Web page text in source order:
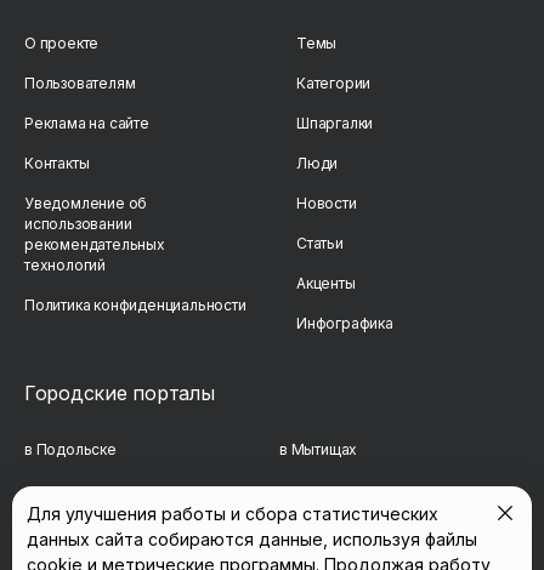
О проекте
Пользователям
Реклама на сайте
Контакты
Уведомление об
использовании
рекомендательных
технологий
Политика конфиденциальности
Темы
Категории
Шпаргалки
Люди
Новости
Статьи
Акценты
Инфографика
Городские порталы
в Подольске в Мытищах
в Сергиевом Посаде в Люберцах
Для улучшения работы и сбора статистических
данных сайта собираются данные, используя файлы
cookie и метрические программы. Продолжая работу